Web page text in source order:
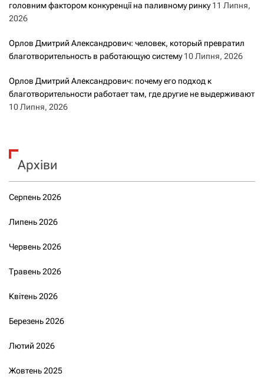
головним фактором конкуренції на паливному ринку 11 Липня,
2026
Орлов Дмитрий Александрович: человек, который превратил
благотворительность в работающую систему 10 Липня, 2026
Орлов Дмитрий Александрович: почему его подход к
благотворительности работает там, где другие не выдерживают
10 Липня, 2026
Архіви
Серпень 2026
Липень 2026
Червень 2026
Травень 2026
Квітень 2026
Березень 2026
Лютий 2026
Жовтень 2025